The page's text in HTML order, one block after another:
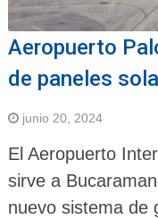
Aeropuerto
de paneles
junio 20, 2024
El Aeropuerto
sirve a
nuevo sistema de